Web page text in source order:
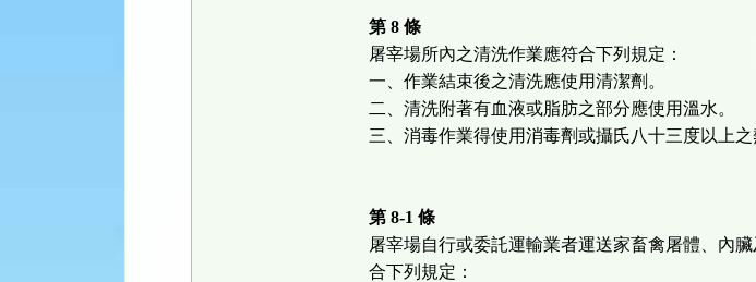
第 8 條
屠宰場所內之清洗作業應符合下列規定：
一、作業結束後之清洗應使用清潔劑。
二、清洗附著有血液或脂肪之部分應使用溫水。
三、消毒作業得使用消毒劑或攝氏八十三度以上之
第 8-1 條
屠宰場自行或委託運輸業者運送家畜禽屠體、內
合下列規定：